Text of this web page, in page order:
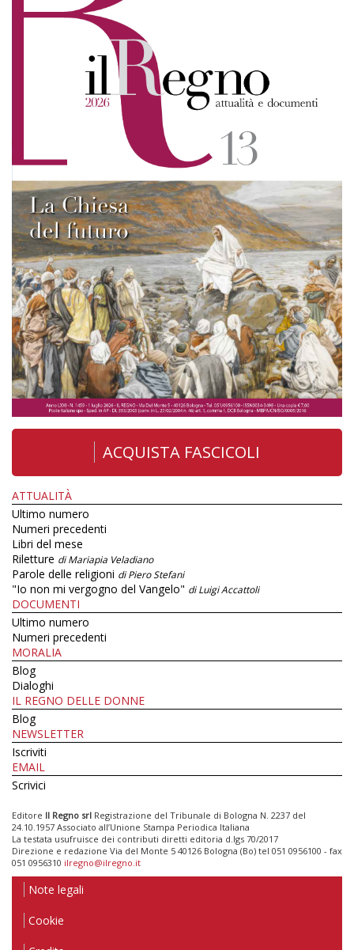
ACQUISTA FASCICOLI
ATTUALITÀ
Ultimo numero
Numeri precedenti
Libri del mese
Riletture di Mariapia Veladiano
Parole delle religioni di Piero Stefani
"Io non mi vergogno del Vangelo" di Luigi Accattoli
DOCUMENTI
Ultimo numero
Numeri precedenti
MORALIA
Blog
Dialoghi
IL REGNO DELLE DONNE
Blog
NEWSLETTER
Iscriviti
EMAIL
Scrivici
Editore Il Regno srl Registrazione del Tribunale di Bologna N. 2237 del
24.10.1957 Associato all’Unione Stampa Periodica Italiana
La testata usufruisce dei contributi diretti editoria d.lgs 70/2017
Direzione e redazione Via del Monte 5 40126 Bologna (Bo) tel 051 0956100 - fax
051 0956310 ilregno@ilregno.it
Note legali
Cookie